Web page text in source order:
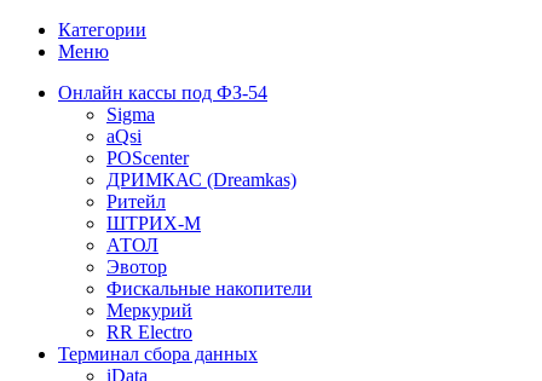
Категории
Меню
Онлайн кассы под ФЗ-54
Sigma
aQsi
POScenter
ДРИМКАС (Dreamkas)
Ритейл
ШТРИХ-М
АТОЛ
Эвотор
Фискальные накопители
Меркурий
RR Electro
Терминал сбора данных
iData